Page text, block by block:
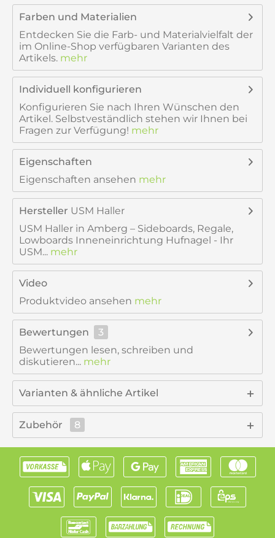
Farben und Materialien
Entdecken Sie die Farb- und Materialvielfalt der
im Online-Shop verfügbaren Varianten des
Artikels. mehr
Individuell konfigurieren
Konfigurieren Sie nach Ihren Wünschen den
Artikel. Selbstveständlich stehen wir Ihnen bei
Fragen zur Verfügung! mehr
Eigenschaften
Eigenschaften ansehen mehr
Hersteller USM Haller
USM Haller in Amberg – Sideboards, Regale,
Lowboards Inneneinrichtung Hufnagel - Ihr
USM... mehr
Video
Produktvideo ansehen mehr
Bewertungen
3
Bewertungen lesen, schreiben und
diskutieren... mehr
Varianten & ähnliche Artikel
Zubehör 8